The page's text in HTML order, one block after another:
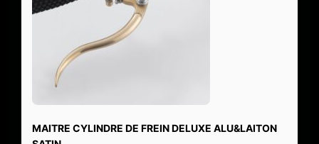
MAITRE CYLINDRE DE FREIN DELUXE ALU&LAITON